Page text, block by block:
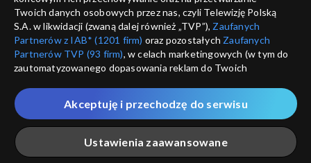
Twoich danych osobowych przez nas, czyli Telewizję Polską
S.A. w likwidacji (zwaną dalej również „TVP”), Zaufanych
Partnerów z IAB* (1201 firm) oraz pozostałych Zaufanych
Partnerów TVP (93 firm), w celach marketingowych (w tym do
zautomatyzowanego dopasowania reklam do Twoich
które wskazujemy poniżej, a także zgody na udostępnianie
przez nas identyfikatora PPID do Google.
Twoje dane osobowe zbierane podczas odwiedzania przez
Ciebie naszych
poszczególnych serwisówzwanych dalej
„Portalem”, w tym informacje zapisywane za pomocą
Ustawienia zaawansowane
Akceptuję i przechodzę do serwisu